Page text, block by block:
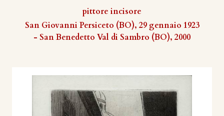
pittore incisore
​San Giovanni Persiceto (BO), 29 gennaio 1923
- San Benedetto Val di Sambro (BO), 2000